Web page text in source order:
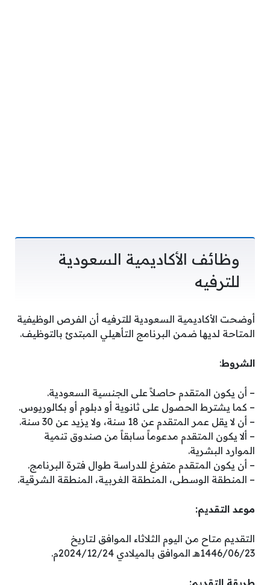
وظائف الأكاديمية السعودية
للترفيه
أوضحت الأكاديمية السعودية للترفيه أن الفرص الوظيفية
المتاحة لديها ضمن البرنامج التأهيلي المبتدئ بالتوظيف.
الشروط:
– أن يكون المتقدم حاصلاً على الجنسية السعودية.
– كما يشترط الحصول على ثانوية أو دبلوم أو بكالوريوس.
– أن لا يقل عمر المتقدم عن 18 سنة، ولا يزيد عن 30 سنة.
– ألا يكون المتقدم مدعوماً سابقاً من صندوق تنمية
الموارد البشرية.
– أن يكون المتقدم متفرغ للدراسة طوال فترة البرنامج.
– المنطقة الوسطى، المنطقة الغربية، المنطقة الشرقية.
موعد التقديم:
التقديم متاح من اليوم الثلاثاء الموافق لتاريخ
1446/06/23هـ الموافق بالميلادي 2024/12/24م.
طريقة التقديم: